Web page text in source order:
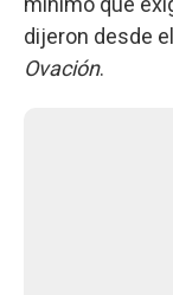
dijeron desde el
Ovación.